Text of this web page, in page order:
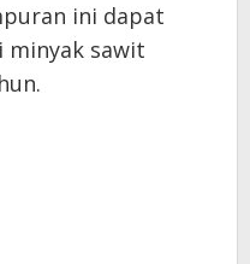
ini dapat
minyak sawit